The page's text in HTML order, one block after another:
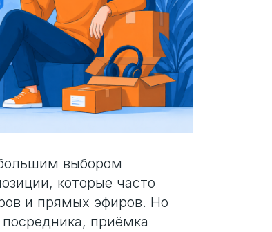
выбором
которые часто
и прямых эфиров. Но
приёмка